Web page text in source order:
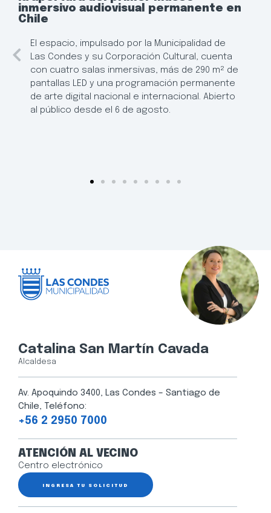
inmersivo audiovisual permanente en
Chile
El espacio, impulsado por la Municipalidad de
Las Condes y su Corporación Cultural, cuenta
con cuatro salas inmersivas, más de 290 m² de
pantallas LED y una programación permanente
de arte digital nacional e internacional. Abierto
al público desde el 6 de agosto.
Catalina San Martín Cavada
Alcaldesa
Av. Apoquindo 3400, Las Condes – Santiago de
Chile, Teléfono:
+56 2 2950 7000
ATENCIÓN AL VECINO
Centro electrónico
INGRESA TU SOLICITUD